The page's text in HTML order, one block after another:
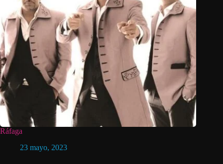
Ráfaga
23 mayo, 2023